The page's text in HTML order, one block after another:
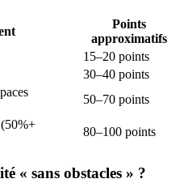
Points
approximatifs
15–20 points
30–40 points
50–70 points
80–100 points
« sans obstacles » ?